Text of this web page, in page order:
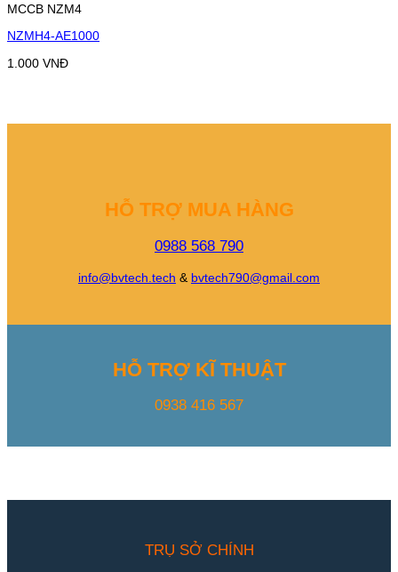
MCCB NZM4
NZMH4-AE1000
1.000 VNĐ
HỖ TRỢ MUA HÀNG
0988 568 790
info@bvtech.tech & bvtech790@gmail.com
HỖ TRỢ KĨ THUẬT
0938 416 567
TRỤ SỞ CHÍNH